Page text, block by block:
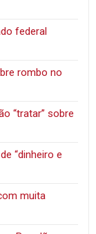
federal
rombo no
“tratar” sobre
“dinheiro e
muita